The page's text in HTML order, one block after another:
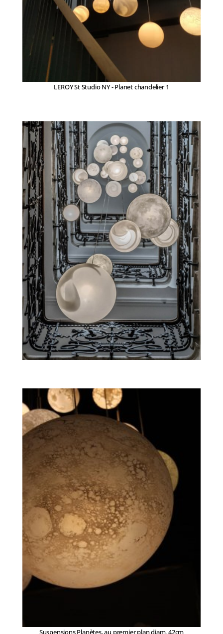
LEROY St Studio NY - Planet chandelier 1
Suspensions Planètes, au premier plan diam. 42cm